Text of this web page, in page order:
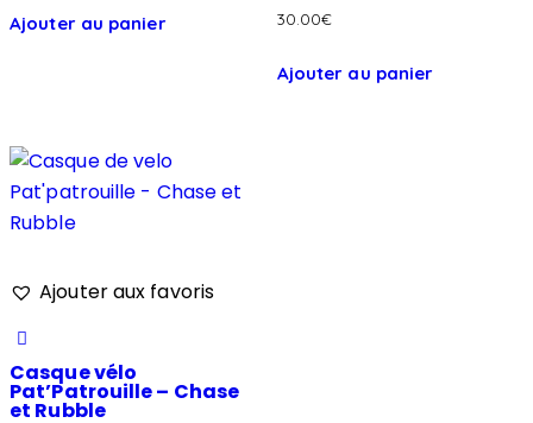
Ajouter au panier 30.00€
Ajouter au panier
Ajouter aux favoris
Casque vélo
Pat’Patrouille – Chase
et Rubble